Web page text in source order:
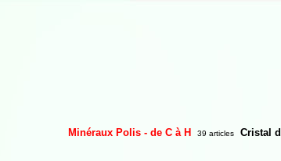
Minéraux Polis - de C à H 39 articles Cristal